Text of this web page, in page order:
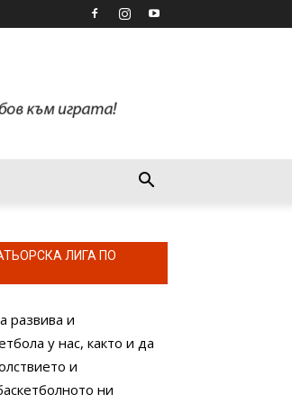
ЛИГА ПО
развива и
у нас, както и да
и
ни